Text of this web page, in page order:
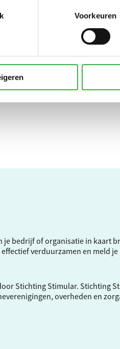
Voorkeuren
je bedrijf of organisatie in kaart
verduurzamen en meld
Stichting Stimular. Stichting
overheden en